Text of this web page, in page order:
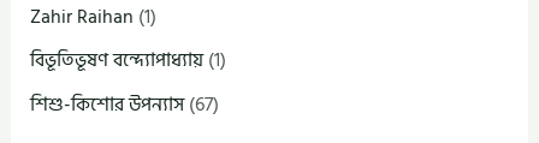
Zahir Raihan (1)
বিভূতিভূষণ বন্দ্যোপাধ্যায়(1)
শিশু-কিশোর উপন্যাস(67)